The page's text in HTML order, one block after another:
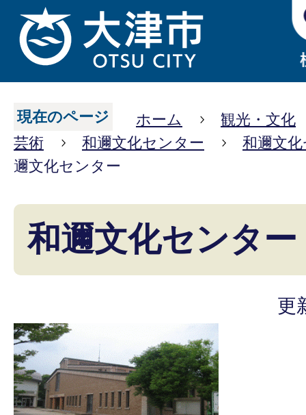
現在のページ ホーム
観光・文化
芸術
和邇文化センター
和邇文
邇文化センター
和邇文化センター
更